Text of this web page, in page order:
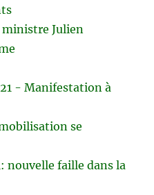
Julien
- Manifestation à
se
faille dans la